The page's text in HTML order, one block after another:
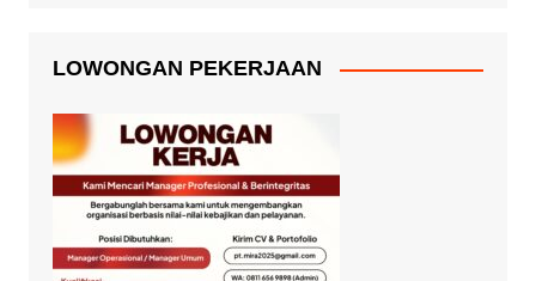
LOWONGAN PEKERJAAN